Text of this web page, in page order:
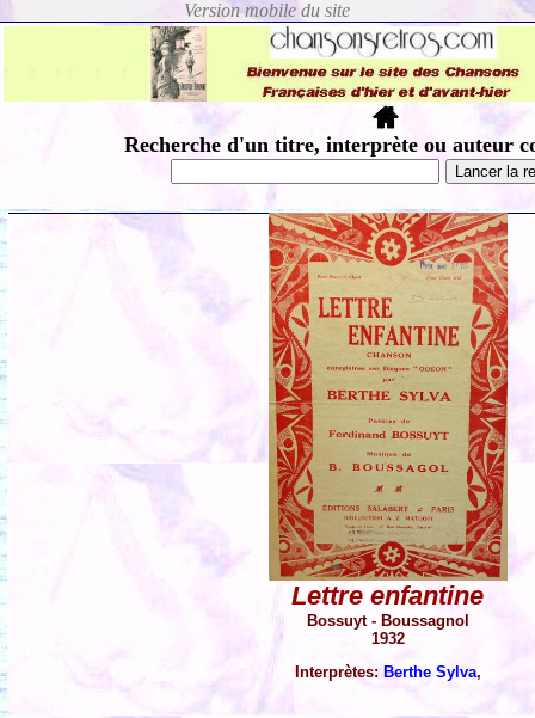
Recherche d'un titre, interprète ou auteur
Lettre enfantine
Bossuyt - Boussagnol
1932
Interprètes: Berthe Sylva,